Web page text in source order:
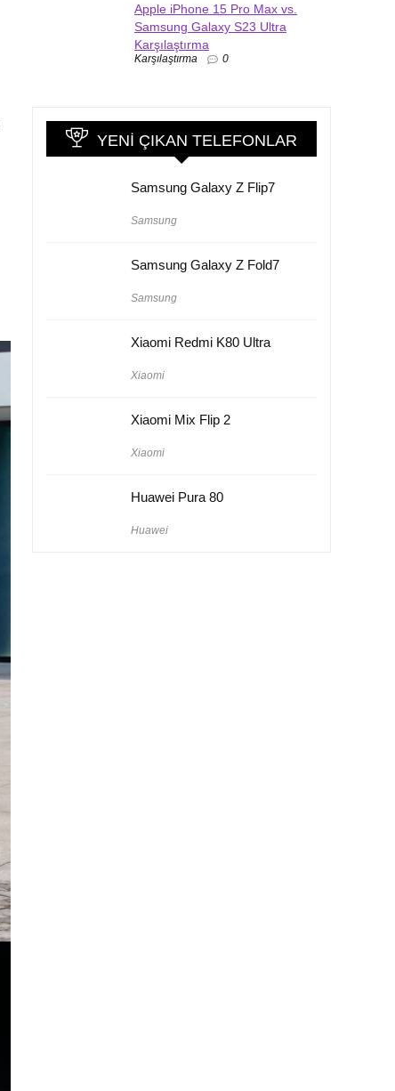
Apple iPhone 15 Pro Max vs.
Samsung Galaxy S23 Ultra
Karşılaştırma
Karşılaştırma 0
YENI ÇIKAN TELEFONLAR
Samsung Galaxy Z Flip7
Samsung
Samsung Galaxy Z Fold7
Samsung
Xiaomi Redmi K80 Ultra
Xiaomi
Xiaomi Mix Flip 2
Xiaomi
Huawei Pura 80
Huawei